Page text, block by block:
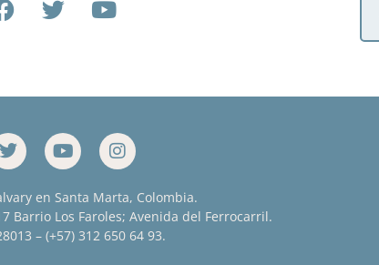
en Santa Marta, Colombia.
Barrio Los Faroles; Avenida del Ferrocarril.
– (+57) 312 650 64 93.